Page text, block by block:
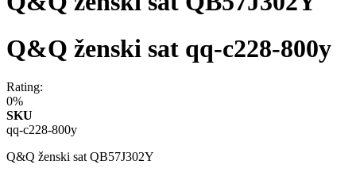
Q&Q ženski sat qq-c228-800y
Rating:
0%
SKU
qq-c228-800y
Q&Q ženski sat QB57J302Y